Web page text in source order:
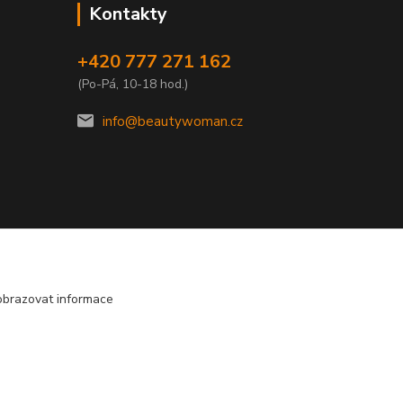
Kontakty
+420 777 271 162
(Po-Pá, 10-18 hod.)
info@beautywoman.cz
informace